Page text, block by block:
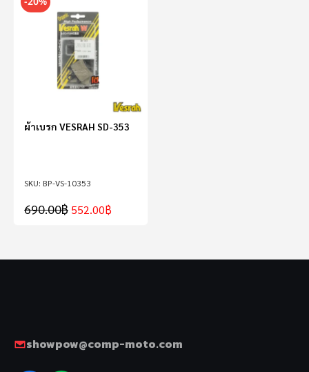
BP-VS-10353
ผ้าเบรก VESRAH SD-353
690.00฿ 552.00฿
showpow@comp-moto.com